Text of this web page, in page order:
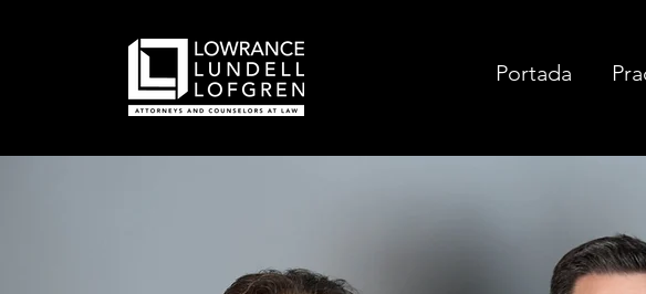
Portada